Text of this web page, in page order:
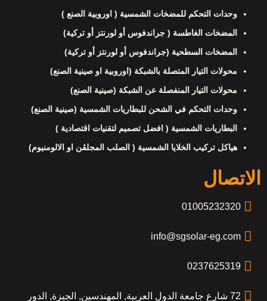
وحدات التحكم للمضخات الشمسية ( اوروبية الصنع )
المضخات الغاطسة ( جراندفوس أو لورنتز أو تركية)
المضخات السطحية (جراندفوس أو لورنتز أو تركية)
محولات التيار المتصلة بالشبكة (اوروبية او صينية الصنع)
محولات التيار المنفصلة عن الشبكة (صينية الصنع)
وحدات التحكم في الشحن للبطاريات الشمسية (صينية الصنع)
البطاريات الشمسية ( افضل تصميم لتقنيات اقتصادية )
هياكل تركيب الخلايا الشمسية ( الصلب المجلڤن او الالومنيوم)
الاتصال
01005232320
info@sgsolar-eg.com
0237625319
72 شارع جامعة الدول العربية, المهندسين, الجيزة, الدور